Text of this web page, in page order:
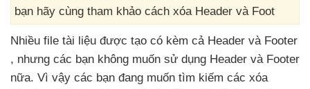
bạn hãy cùng tham khảo cách xóa Header và Foot
Nhiều file tài liệu được tạo có kèm cả Header và Footer
, nhưng các bạn không muốn sử dụng Header và Footer
nữa. Vì vậy các bạn đang muốn tìm kiếm các xóa